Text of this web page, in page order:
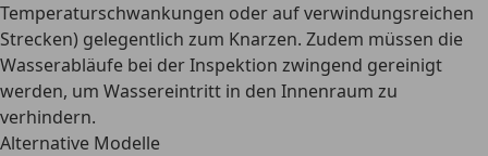
Temperaturschwankungen oder auf verwindungsreichen
Strecken) gelegentlich zum Knarzen. Zudem müssen die
Wasserabläufe bei der Inspektion zwingend gereinigt
werden, um Wassereintritt in den Innenraum zu
verhindern.
Alternative Modelle